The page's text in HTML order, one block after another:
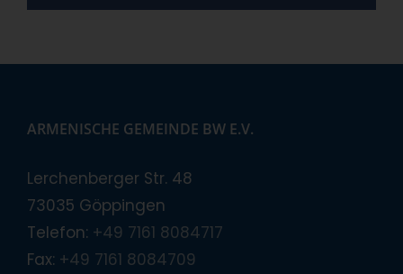
ARMENISCHE GEMEINDE BW E.V.
Lerchenberger Str. 48
73035 Göppingen
Telefon: +49 7161 8084717
Fax: +49 7161 8084709